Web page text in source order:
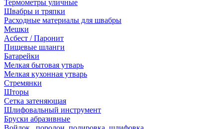
Термометры уличные
Швабры и тряпки
Расходные материалы для швабры
Мешки
Асбест / Паронит
Пищевые шланги
Батарейки
Мелкая бытовая утварь
Мелкая кухонная утварь
Стремянки
Шторы
Сетка затеняющая
Шлифовальный инструмент
Бруски абразивные